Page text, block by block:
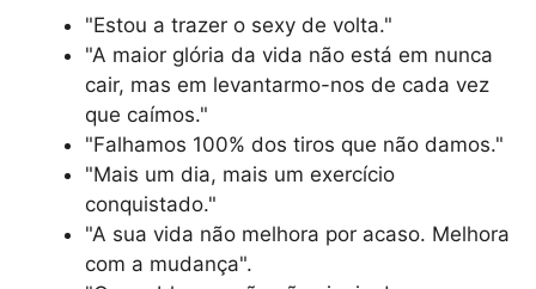
"Estou a trazer o sexy de volta."
"A maior glória da vida não está em nunca
cair, mas em levantarmo-nos de cada vez
que caímos."
"Falhamos 100% dos tiros que não damos."
"Mais um dia, mais um exercício
conquistado."
"A sua vida não melhora por acaso. Melhora
com a mudança".